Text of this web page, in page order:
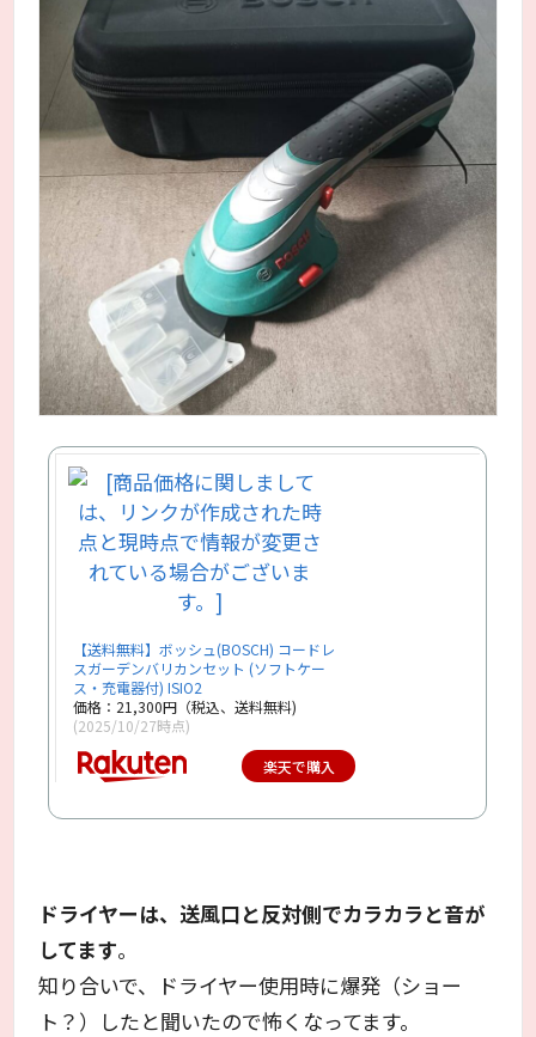
【送料無料】ボッシュ(BOSCH) コードレ
スガーデンバリカンセット (ソフトケー
ス・充電器付) ISIO2
価格：21,300円（税込、送料無料)
(2025/10/27時点)
楽天で購入
ドライヤーは、送風口と反対側でカラカラと音が
してます。
知り合いで、ドライヤー使用時に爆発（ショー
ト？）したと聞いたので怖くなってます。